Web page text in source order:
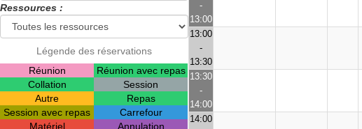
Ressources :
Légende des réservations
Réunion
Réunion avec repas
Collation
Session
Autre
Repas
Session avec repas
Carrefour
Matériel
Annulation
-
13:00
13:00
-
13:30
13:30
-
14:00
14:00